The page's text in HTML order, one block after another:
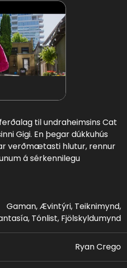
til undraheimsins Cat
Gigi. En þegar dúkkuhús
verðmætasti hlutur, rennur
á sérkennilegu
Gabby í nýju ævintýri. Hún
Gaman, Ævintýri, Teiknimynd,
Tónlist, Fjölskyldumynd
Ryan Crego